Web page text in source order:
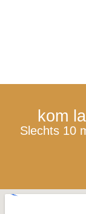
kom
Slechts 10